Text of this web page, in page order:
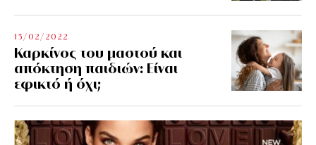
15/02/2022
Καρκίνος του μαστού και
απόκτηση παιδιών: Είναι
εφικτό ή όχι;